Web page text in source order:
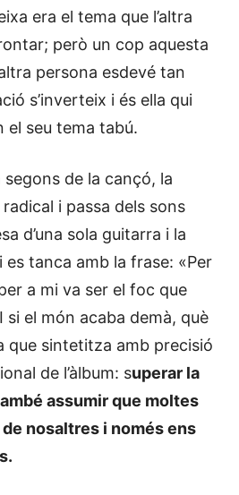
era el tema que l’altra
però un cop aquesta
persona esdevé tan
s’inverteix i és ella qui
el seu tema tabú.
de la cançó, la
i passa dels sons
d’una sola guitarra i la
es tanca amb la frase: «Per
a mi va ser el foc que
si el món acaba demà, què
que sintetitza amb precisió
de l’àlbum: superar la
assumir que moltes
nosaltres i només ens